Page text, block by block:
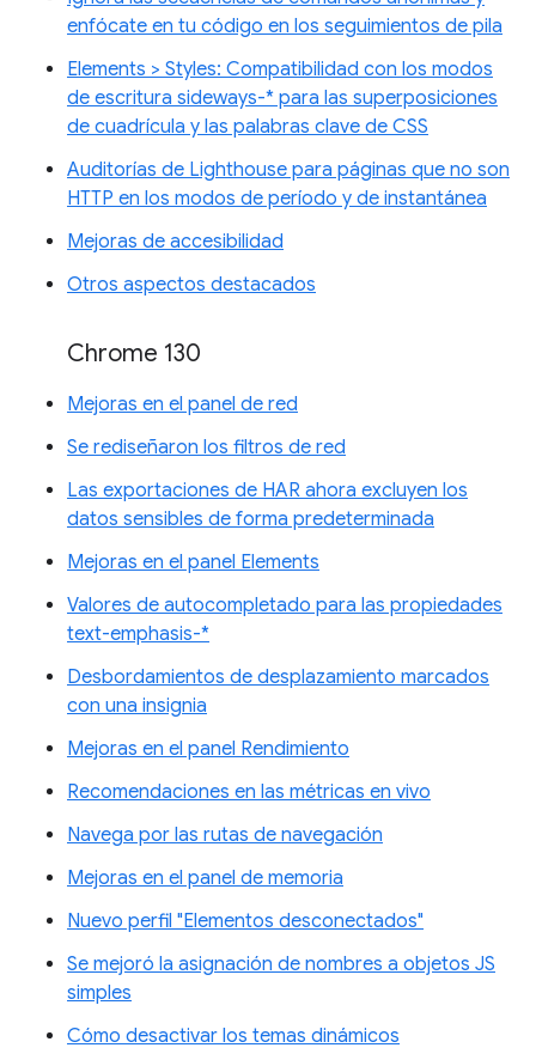
enfócate en tu código en los seguimientos de pila
Elements > Styles: Compatibilidad con los modos
de escritura sideways-* para las superposiciones
de cuadrícula y las palabras clave de CSS
Auditorías de Lighthouse para páginas que no son
HTTP en los modos de período y de instantánea
Mejoras de accesibilidad
Otros aspectos destacados
Chrome 130
Mejoras en el panel de red
Se rediseñaron los filtros de red
Las exportaciones de HAR ahora excluyen los
datos sensibles de forma predeterminada
Mejoras en el panel Elements
Valores de autocompletado para las propiedades
text-emphasis-*
Desbordamientos de desplazamiento marcados
con una insignia
Mejoras en el panel Rendimiento
Recomendaciones en las métricas en vivo
Navega por las rutas de navegación
Mejoras en el panel de memoria
Nuevo perfil "Elementos desconectados"
Se mejoró la asignación de nombres a objetos JS
simples
Cómo desactivar los temas dinámicos